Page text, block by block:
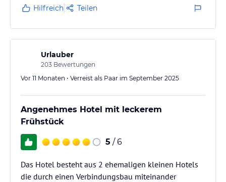
Hilfreich Teilen
Urlauber
203 Bewertungen
Vor 11 Monaten • Verreist als Paar im September 2025
Angenehmes Hotel mit leckerem
Frühstück
5 / 6
Das Hotel besteht aus 2 ehemaligen kleinen Hotels
die durch einen Verbindungsbau miteinander